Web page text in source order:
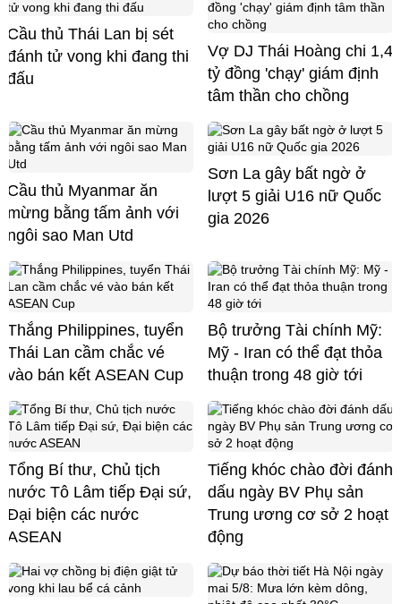
Cầu thủ Thái Lan bị sét
đánh tử vong khi đang thi
đấu
Vợ DJ Thái Hoàng chi 1,4
tỷ đồng 'chạy' giám định
tâm thần cho chồng
Cầu thủ Myanmar ăn
mừng bằng tấm ảnh với
ngôi sao Man Utd
Sơn La gây bất ngờ ở
lượt 5 giải U16 nữ Quốc
gia 2026
Thắng Philippines, tuyển
Thái Lan cầm chắc vé
vào bán kết ASEAN Cup
Bộ trưởng Tài chính Mỹ:
Mỹ - Iran có thể đạt thỏa
thuận trong 48 giờ tới
Tổng Bí thư, Chủ tịch
nước Tô Lâm tiếp Đại sứ,
Đại biện các nước
ASEAN
Tiếng khóc chào đời đánh
dấu ngày BV Phụ sản
Trung ương cơ sở 2 hoạt
động